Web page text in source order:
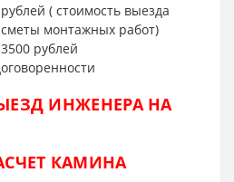
( стоимость выезда
монтажных работ)
рублей
ИНЖЕНЕРА НА
КАМИНА